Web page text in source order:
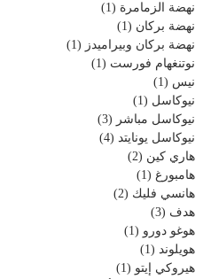
نهضة الزمامرة (1)
نهضة بركان (1)
نهضة بركان وبيراميدز (1)
نوتنغهام فورست (1)
نيس (1)
نيوكاسل (1)
نيوكاسل مباشر (3)
نيوكاسل يونايتد (4)
هاري كين (2)
هامبورغ (1)
هانسي فليك (2)
هدف (3)
هوغو دورو (1)
هويلوند (1)
هيروكي إيتو (1)